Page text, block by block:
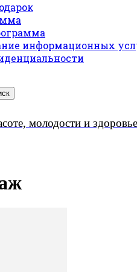
информационных
молодости и здоровье